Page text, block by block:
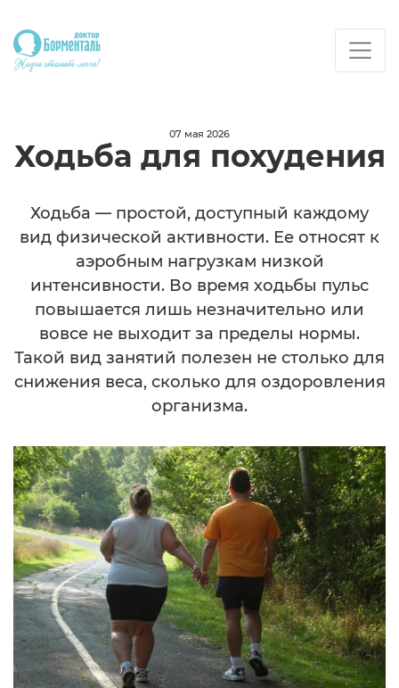
07 мая 2026
Ходьба для похудения
Ходьба — простой, доступный каждому
вид физической активности. Ее относят к
аэробным нагрузкам низкой
интенсивности. Во время ходьбы пульс
повышается лишь незначительно или
вовсе не выходит за пределы нормы.
Такой вид занятий полезен не столько для
снижения веса, сколько для оздоровления
организма.